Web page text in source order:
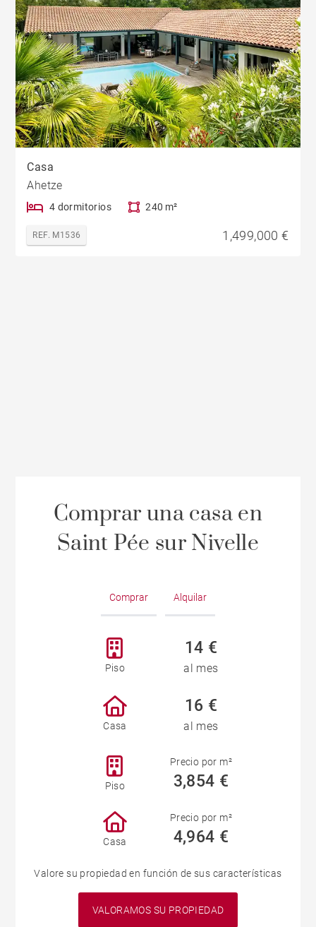
Casa
Ahetze
4 dormitorios 240 m²
REF. M1536 1,499,000 €
Comprar una casa en
Saint Pée sur Nivelle
Comprar Alquilar
Piso
14 €
al mes
Casa
16 €
al mes
Piso
Precio por m²
3,854 €
Casa
Precio por m²
4,964 €
Valore su propiedad en función de sus características
VALORAMOS SU PROPIEDAD